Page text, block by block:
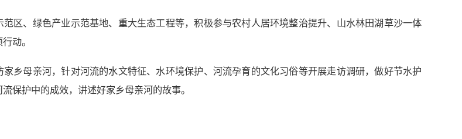
范区、绿色产业示范基地、重大生态工程等，积极参与农村人居环境整治提升、山水林田湖草沙一体
动。
家乡母亲河，针对河流的水文特征、水环境保护、河流孕育的文化习俗等开展走访调研，做好节水护
保护中的成效，讲述好家乡母亲河的故事。